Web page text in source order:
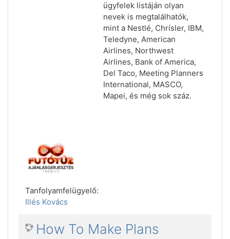
ügyfelek listáján olyan
nevek is megtalálhatók,
mint a Nestlé, Chrísler, IBM,
Teledyne, American
Airlines, Northwest
Airlines, Bank of America,
Del Taco, Meeting Planners
International, MASCO,
Mapei, és még sok száz.
Tanfolyamfelügyelő:
Illés Kovács
How To Make Plans